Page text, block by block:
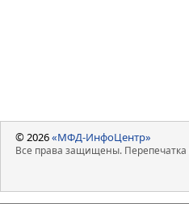
© 2026«МФД-ИнфоЦентр»
Все права защищены.